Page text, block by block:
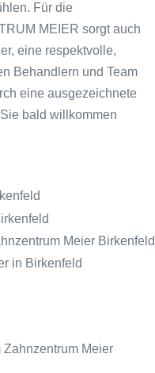
Für die
MEIER sorgt auch
eine respektvolle,
Behandlern und Team
eine ausgezeichnete
bald willkommen